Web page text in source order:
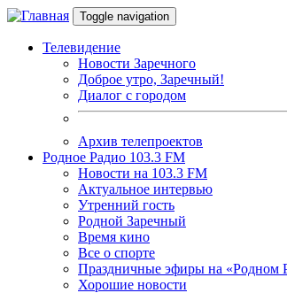
Перейти к основному содержанию
Toggle navigation
Телевидение
Новости Заречного
Доброе утро, Заречный!
Диалог с городом
Архив телепроектов
Родное Радио 103.3 FM
Новости на 103.3 FM
Актуальное интервью
Утренний гость
Родной Заречный
Время кино
Все о спорте
Праздничные эфиры на «Родном
Хорошие новости